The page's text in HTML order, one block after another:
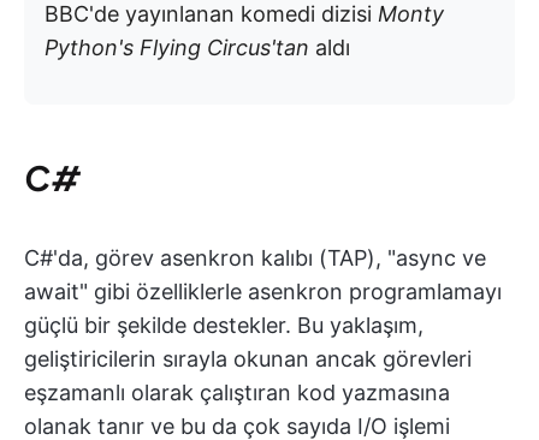
BBC'de yayınlanan komedi dizisi Monty
Python's Flying Circus'tan aldı
C#
C#'da, görev asenkron kalıbı (TAP), "async ve
await" gibi özelliklerle asenkron programlamayı
güçlü bir şekilde destekler. Bu yaklaşım,
geliştiricilerin sırayla okunan ancak görevleri
eşzamanlı olarak çalıştıran kod yazmasına
olanak tanır ve bu da çok sayıda I/O işlemi